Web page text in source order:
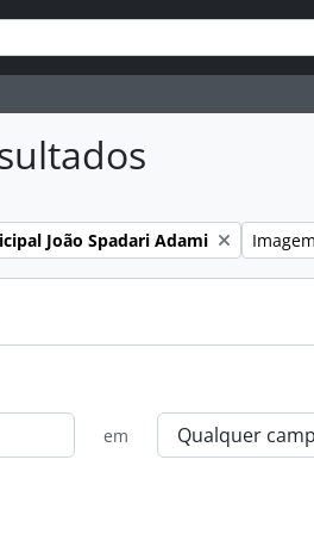
de busca
João Spadari Adami Imagem
em